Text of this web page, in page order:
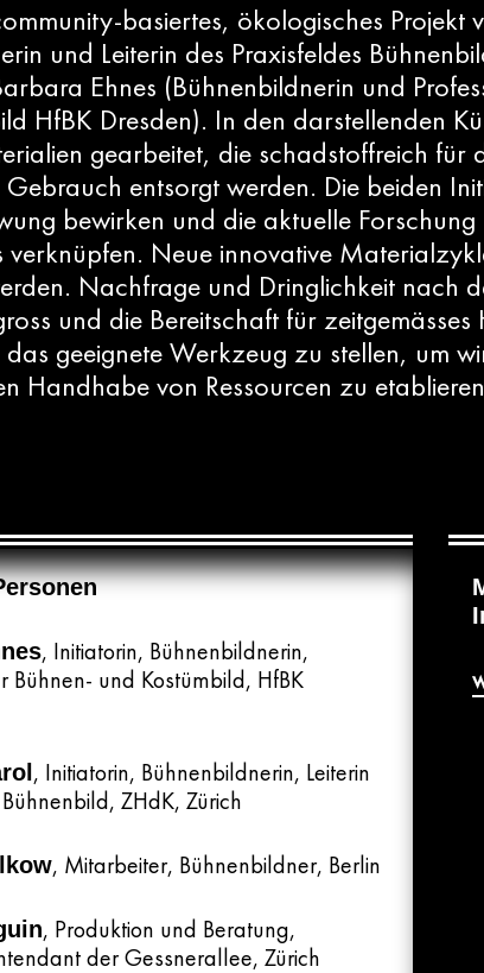
basiertes, ökologisches Projekt
und Leiterin des Praxisfeldes
Ehnes (Bühnenbildnerin und
HfBK Dresden). In den darstellenden
gearbeitet, die schadstoffreich für
entsorgt werden. Die beiden
bewirken und die aktuelle
verknüpfen. Neue innovative
Nachfrage und Dringlichkeit nach
und die Bereitschaft für
geeignete Werkzeug zu stellen, um
Handhabe von Ressourcen zu
, Initiatorin, Bühnenbildnerin,
Bühnen- und Kostümbild, HfBK
, Initiatorin, Bühnenbildnerin, Leiterin
ZHdK, Zürich
, Mitarbeiter, Bühnenbildner, Berlin
, Produktion und Beratung,
der Gessnerallee, Zürich